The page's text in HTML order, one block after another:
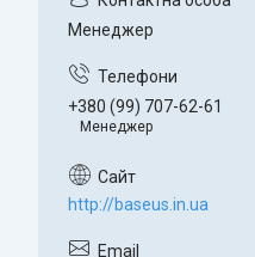
Менеджер
+380 (99) 707-62-61
Менеджер
http://baseus.in.ua